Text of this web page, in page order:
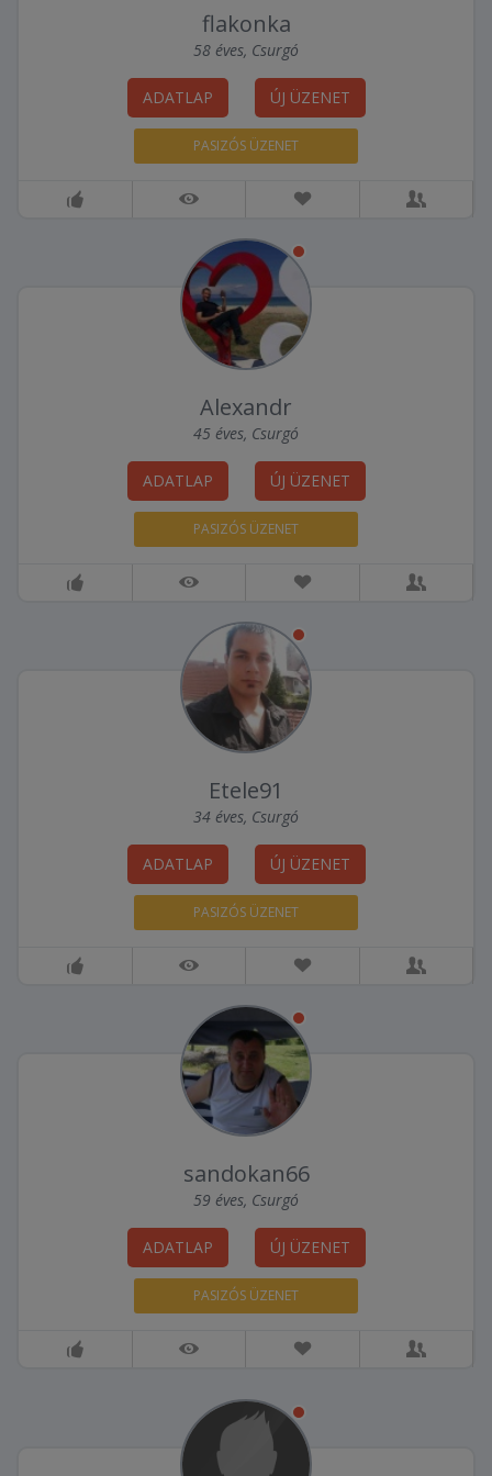
flakonka
58 éves, Csurgó
ADATLAP ÚJ ÜZENET
PASIZÓS ÜZENET
Alexandr
45 éves, Csurgó
ADATLAP ÚJ ÜZENET
PASIZÓS ÜZENET
Etele91
34 éves, Csurgó
ADATLAP ÚJ ÜZENET
PASIZÓS ÜZENET
sandokan66
59 éves, Csurgó
ADATLAP ÚJ ÜZENET
PASIZÓS ÜZENET